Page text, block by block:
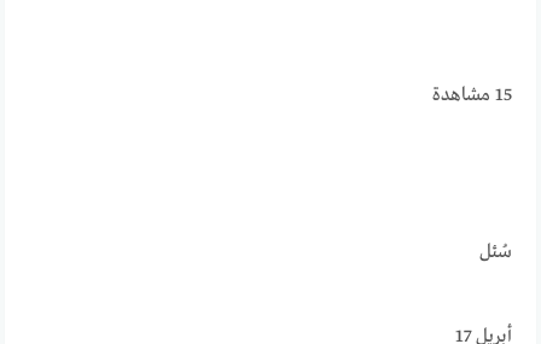
15 مشاهدة
سُئل
أبريل 17